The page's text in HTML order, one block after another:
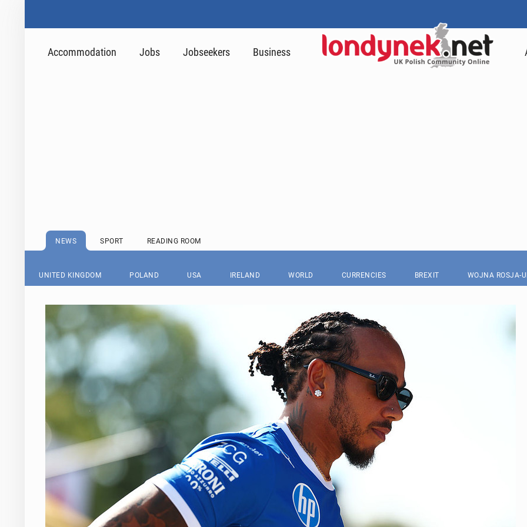
Accommodation Jobs Jobseekers Business
NEWS SPORT READING ROOM
UNITED KINGDOM POLAND USA IRELAND WORLD CURRENCIES BREXIT WOJNA ROSJA-